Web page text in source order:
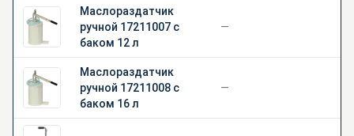
Маслораздатчик
ручной 17211007 с
баком 12 л
—
Маслораздатчик
ручной 17211008 с
баком 16 л
—